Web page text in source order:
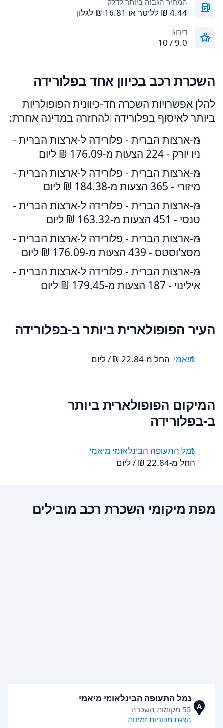
המחיר הגבוה ביותר לדלק
דירוג
9.0 / 10
השכרת רכב בכיוון אחד בפלורידה
להלן אפשרויות השכרה חד-כיוונית הפופולריות
ביותר לאיסוף בפלורידה ולהחזרה במדינה אחרת:
מ-ארצות הברית - פלורידה ל-ארצות הברית -
ניו יורק - 224 הצעות מ-‏176.09 ‏₪ ליום
מ-ארצות הברית - פלורידה ל-ארצות הברית -
מיזורי - 365 הצעות מ-‏184.38 ‏₪ ליום
מ-ארצות הברית - פלורידה ל-ארצות הברית -
טנסי - 451 הצעות מ-‏163.32 ‏₪ ליום
מ-ארצות הברית - פלורידה ל-ארצות הברית -
מסצ'וסטס - 439 הצעות מ-‏176.09 ‏₪ ליום
מ-ארצות הברית - פלורידה ל-ארצות הברית -
אילינוי - 187 הצעות מ-‏179.45 ‏₪ ליום
העיר הפופולארית ביותר ב-בפלורידה
מיאמי החל מ-‏22.84 ‏₪ / ליום
המיקום הפופולארית ביותר
ב-בפלורידה
נמל התעופה הבינלאומי מיאמי
החל מ-‏22.84 ‏₪ / ליום
מפת מיקומי השכרת רכב מובילים
A
נמל התעופה הבינלאומי מיאמי
55 מקומות השכרה
הצגת מכוניות זמינות